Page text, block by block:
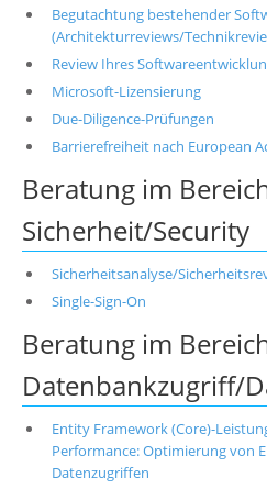
Begutachtung bestehender
(Architekturreviews/
Review Ihres
Microsoft-Lizensierung
Due-Diligence-Prüfungen
Barrierefreiheit nach European
Beratung im
Sicherheit/Security
Sicherheitsanalyse/
Single-Sign-On
Beratung im
Datenbankzugriff/
Entity Framework (Core)-
Performance: Optimierung von
Datenzugriffen